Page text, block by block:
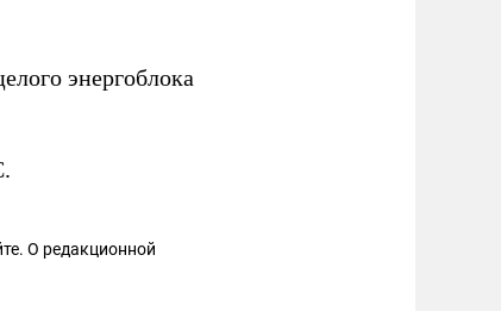
энергоблока
О редакционной